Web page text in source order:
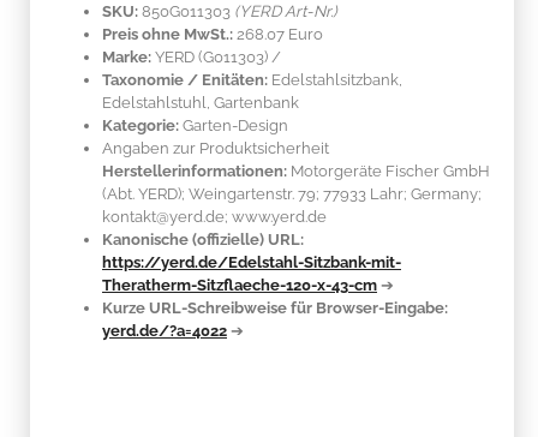
SKU: 850G011303 (YERD Art-Nr.)
Preis ohne MwSt.: 268.07 Euro
Marke: YERD (G011303) /
Taxonomie / Enitäten: Edelstahlsitzbank,
Edelstahlstuhl, Gartenbank
Kategorie: Garten-Design
Angaben zur Produktsicherheit
Herstellerinformationen: Motorgeräte Fischer GmbH
(Abt. YERD); Weingartenstr. 79; 77933 Lahr; Germany;
kontakt@yerd.de; www.yerd.de
Kanonische (offizielle) URL:
https://yerd.de/Edelstahl-Sitzbank-mit-
Theratherm-Sitzflaeche-120-x-43-cm ➔
Kurze URL-Schreibweise für Browser-Eingabe:
yerd.de/?a=4022 ➔